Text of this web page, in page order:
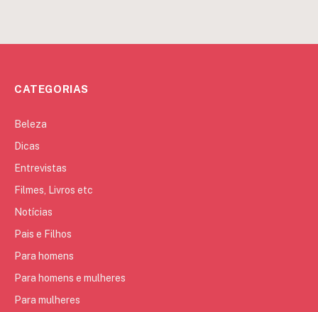
CATEGORIAS
Beleza
Dicas
Entrevistas
Filmes, Livros etc
Notícias
Pais e Filhos
Para homens
Para homens e mulheres
Para mulheres